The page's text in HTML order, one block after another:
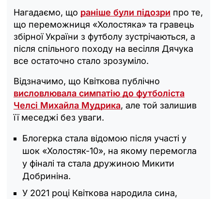
Нагадаємо, що раніше були підозри про те,
що переможниця «‎Холостяка» та гравець
збірної України з футболу зустрічаються, а
після спільного походу на весілля Дячука
все остаточно стало зрозуміло.
Відзначимо, що Квіткова публічно
висловлювала симпатію до футболіста
Челсі Михайла Мудрика, але той залишив
її меседжі без уваги.
Блогерка стала відомою після участі у
шок «Холостяк-10», на якому перемогла
у фіналі та стала дружиною Микити
Добриніна.
У 2021 році Квіткова народила сина,